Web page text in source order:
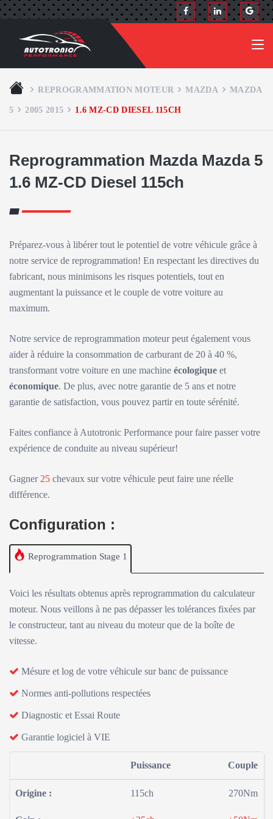
REPROGRAMMATION MOTEUR MAZDA MAZDA
5 2005 2015 1.6 MZ-CD DIESEL 115CH
Reprogrammation Mazda Mazda 5
1.6 MZ-CD Diesel 115ch
Préparez-vous à libérer tout le potentiel de votre véhicule grâce à
notre service de reprogrammation! En respectant les directives du
fabricant, nous minimisons les risques potentiels, tout en
augmentant la puissance et le couple de votre voiture au
maximum.
Notre service de reprogrammation moteur peut également vous
aider à réduire la consommation de carburant de 20 à 40 %,
transformant votre voiture en une machine écologique et
économique. De plus, avec notre garantie de 5 ans et notre
garantie de satisfaction, vous pouvez partir en toute sérénité.
Faites confiance à Autotronic Performance pour faire passer votre
expérience de conduite au niveau supérieur!
Gagner 25 chevaux sur votre véhicule peut faire une réelle
différence.
Configuration :
Reprogrammation Stage 1
Voici les résultats obtenus après reprogrammation du calculateur
moteur. Nous veillons à ne pas dépasser les tolérances fixées par
le constructeur, tant au niveau du moteur que de la boîte de
vitesse.
Mésure et log de votre véhicule sur banc de puissance
Normes anti-pollutions respectées
Diagnostic et Essai Route
Garantie logiciel à VIE
Puissance Couple
Origine : 115ch 270Nm